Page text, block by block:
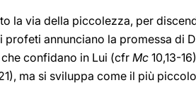
la via della piccolezza, per
annunciano la promessa di
che confidano in Lui (cfr Mc 10,13-
ma si sviluppa come il più